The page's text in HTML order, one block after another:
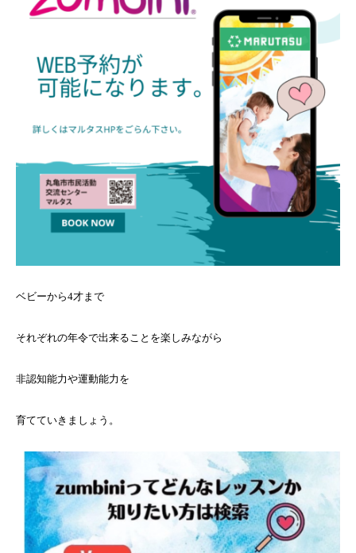
ベビーから4才まで
それぞれの年令で出来ることを楽しみながら
非認知能力や運動能力を
育てていきましょう。